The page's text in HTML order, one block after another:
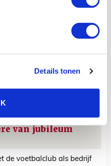
Details tonen
werd hij nooit gevraagd.
serieus overwegen,” vult
in. “Maar Ajax is
blijft dan eigenaar. Er
Ajacieden op de
ID&T lanceren
van jubileum
de voetbalclub als bedrijf